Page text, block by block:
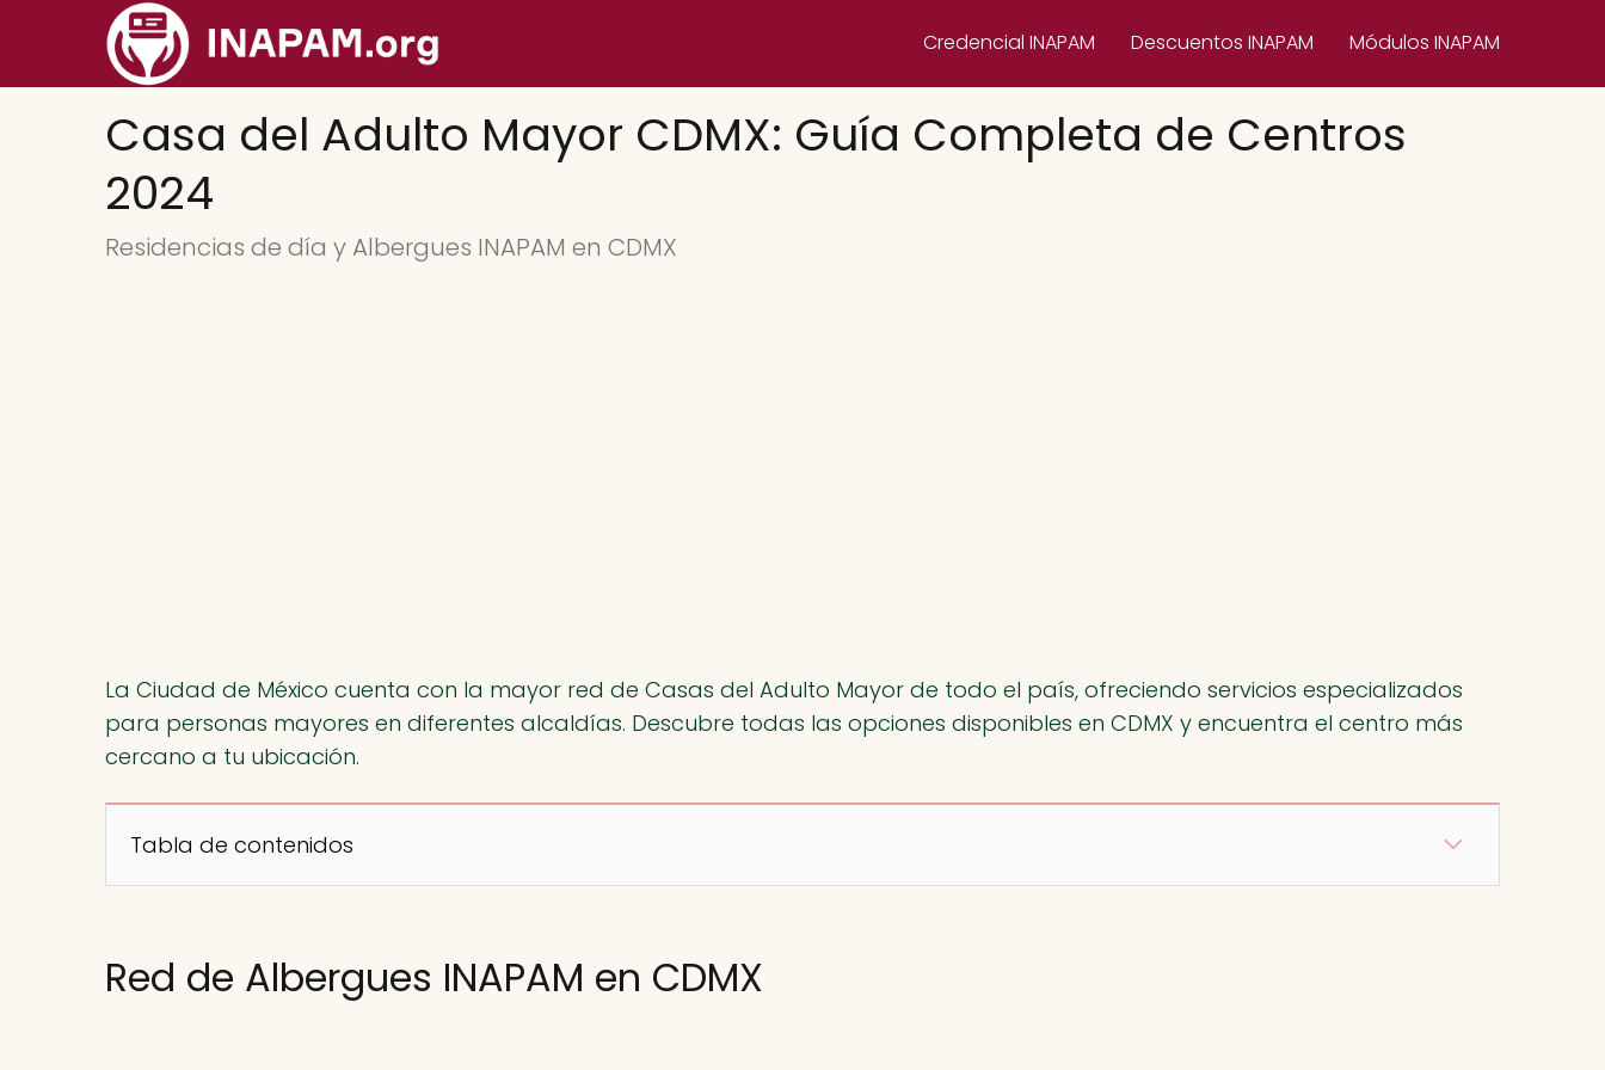
Credencial INAPAM Descuentos INAPAM Módulos INAPAM
Casa del Adulto Mayor CDMX: Guía Completa de Centros
2024
Residencias de día y Albergues INAPAM en CDMX
La Ciudad de México cuenta con la mayor red de Casas del Adulto Mayor de todo el país, ofreciendo servicios especializados
para personas mayores en diferentes alcaldías. Descubre todas las opciones disponibles en CDMX y encuentra el centro más
cercano a tu ubicación.
Tabla de contenidos
Red de Albergues INAPAM en CDMX